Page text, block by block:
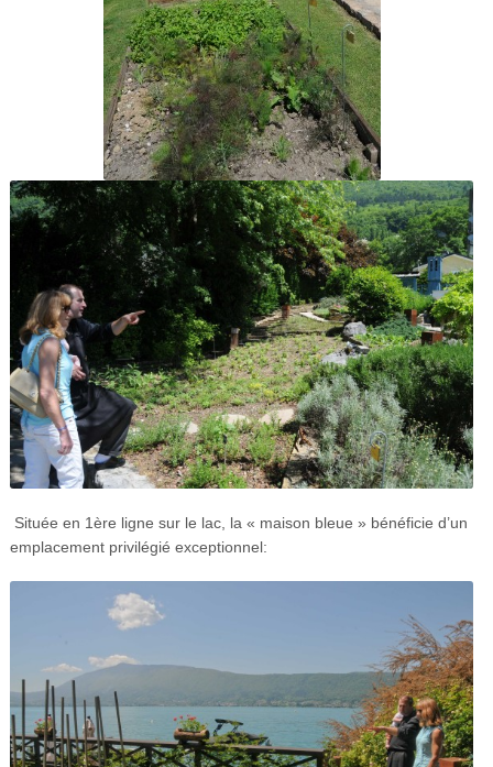
Située en 1ère ligne sur le lac, la « maison bleue » bénéficie d’un
emplacement privilégié exceptionnel: